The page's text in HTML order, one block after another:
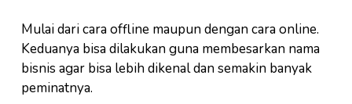
Mulai dari cara offline maupun dengan cara online.
Keduanya bisa dilakukan guna membesarkan nama
bisnis agar bisa lebih dikenal dan semakin banyak
peminatnya.